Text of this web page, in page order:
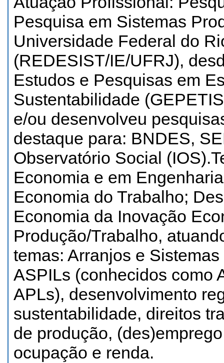
Pesquisa em Sistemas
Universidade Federal do
(REDESIST/IE/UFRJ),
Estudos e Pesquisas em
Sustentabilidade
e/ou desenvolveu
destaque para: BNDES,
Observatório Social
Economia e em
Economia do Trabalho;
Economia da Inovação
Produção/Trabalho,
temas: Arranjos e
ASPILs (conhecidos como
APLs), desenvolvimento
sustentabilidade, direitos
de produção,
ocupação e renda.